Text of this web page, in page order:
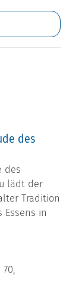
des
des
lädt der
Tradition
Essens in